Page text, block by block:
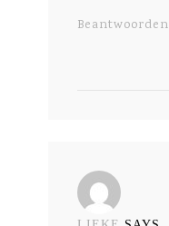
Beantwoorden